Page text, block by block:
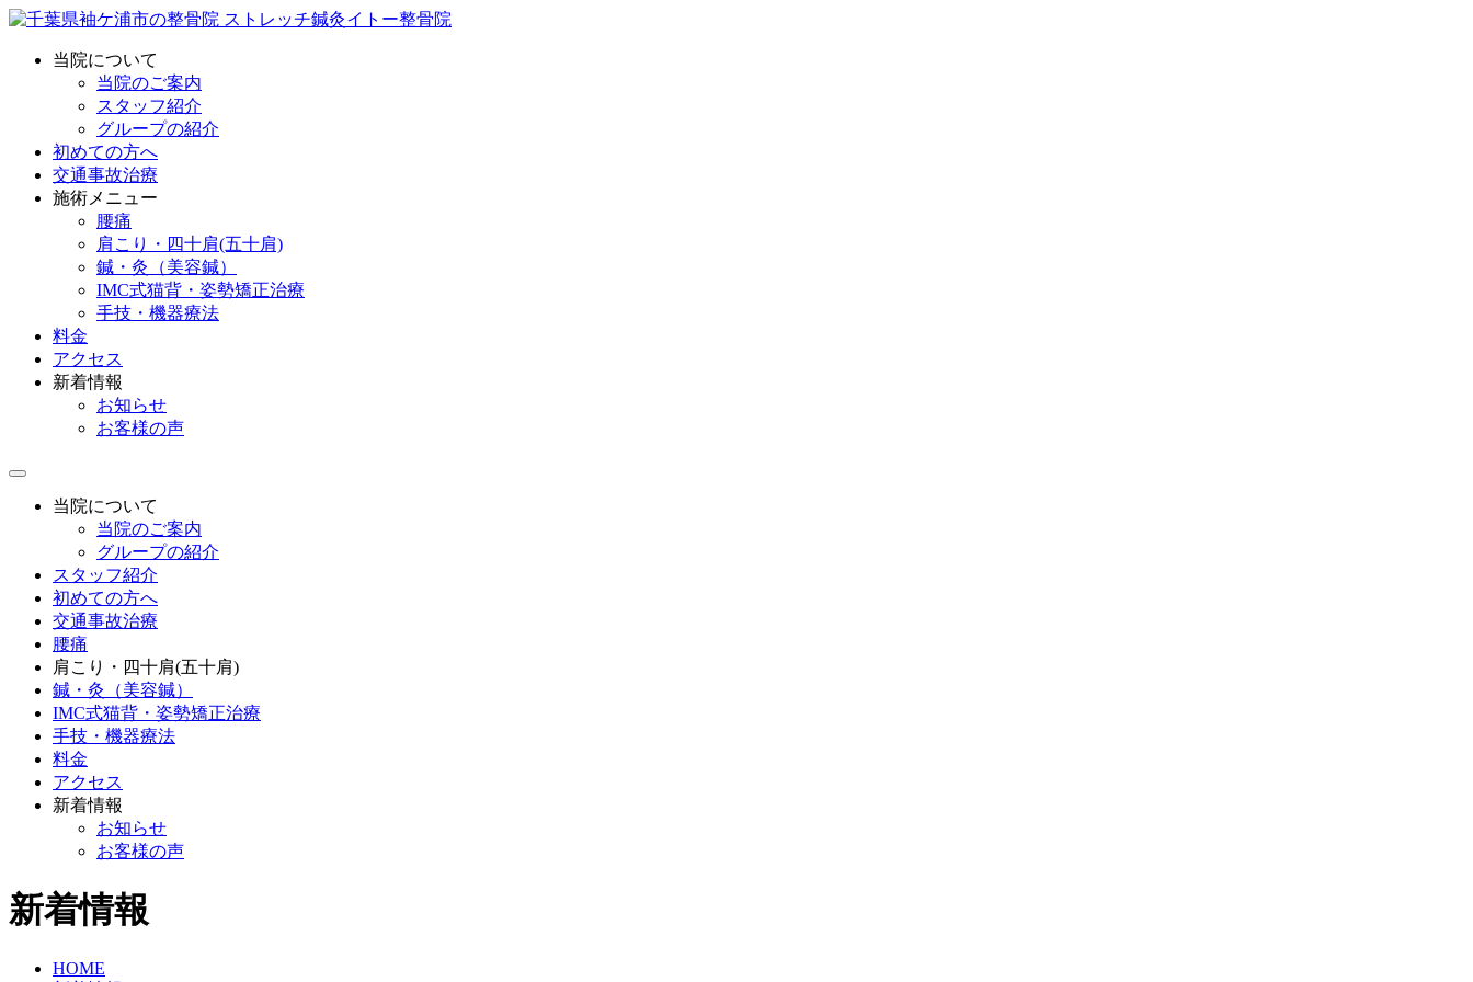
当院について
当院のご案内
スタッフ紹介
グループの紹介
初めての方へ
交通事故治療
施術メニュー
腰痛
肩こり・四十肩(五十肩)
鍼・灸（美容鍼）
IMC式猫背・姿勢矯正治療
手技・機器療法
料金
アクセス
新着情報
お知らせ
お客様の声
当院について
当院のご案内
グループの紹介
スタッフ紹介
初めての方へ
交通事故治療
腰痛
肩こり・四十肩(五十肩)
鍼・灸（美容鍼）
IMC式猫背・姿勢矯正治療
手技・機器療法
料金
アクセス
新着情報
お知らせ
お客様の声
新着情報
HOME